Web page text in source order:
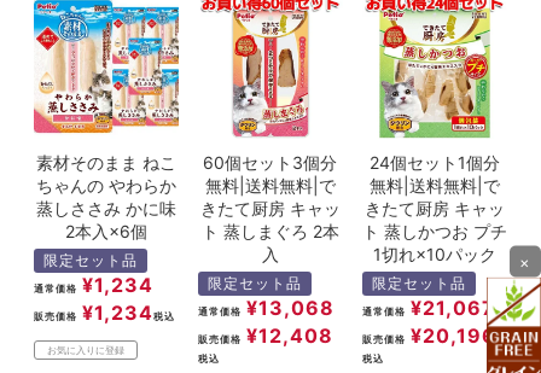
素材そのまま ねこ
ちゃんの やわらか
蒸しささみ かに味
2本入×6個
限定セット品
通常価格 ¥1,234
販売価格 ¥1,234税込
お気に入りに登録
60個セット3個分
無料|送料無料|で
きたて厨房 キャッ
ト 蒸しまぐろ 2本
入
限定セット品
通常価格 ¥13,068
販売価格 ¥12,408
税込
24個セット1個分
無料|送料無料|で
きたて厨房 キャッ
ト 蒸しかつお プチ
1切れ×10パック
限定セット品
通常価格 ¥21,067
販売価格 ¥20,196
税込
×